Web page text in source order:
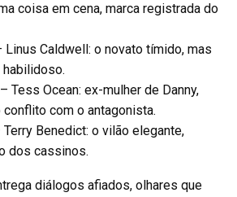
coisa em cena, marca registrada do
Linus Caldwell: o novato tímido, mas
– Tess Ocean: ex-mulher de Danny,
conflito com o antagonista.
Terry Benedict: o vilão elegante,
dos cassinos.
diálogos afiados, olhares que